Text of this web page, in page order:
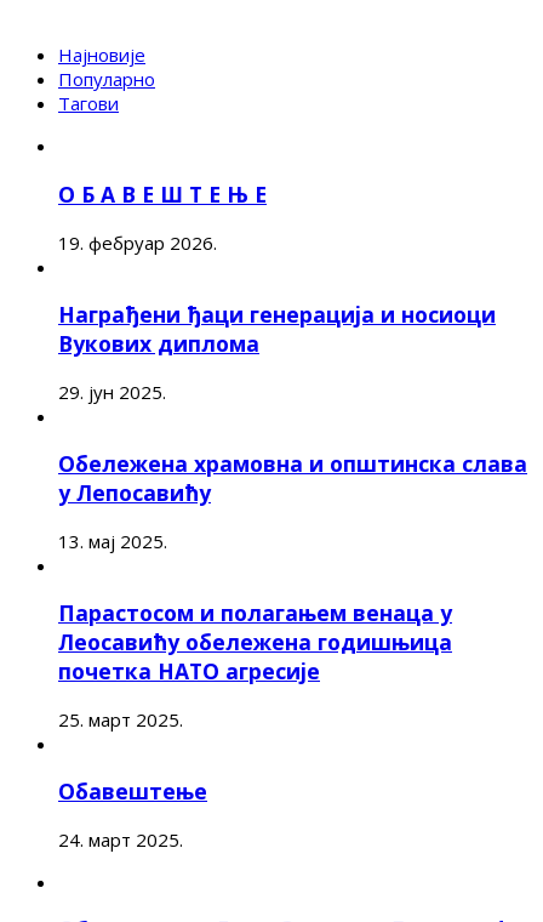
Најновије
Популарно
Тагови
О Б А В Е Ш Т Е Њ Е
19. фебруар 2026.
Награђени ђаци генерација и носиоци
Вукових диплома
29. јун 2025.
Обележена храмовна и општинска слава
у Лепосавићу
13. мај 2025.
Парастосом и полагањем венаца у
Леосавићу обележена годишњица
почетка НАТО агресије
25. март 2025.
Обавештење
24. март 2025.